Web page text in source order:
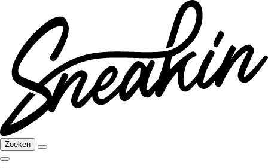
Zoeken